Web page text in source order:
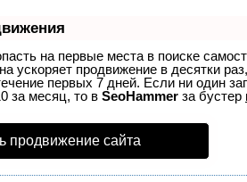
на первые места в поиске
ускоряет продвижение в десятки
первых 7 дней. Если ни один
за месяц, то в SeoHammer за бустер
продвижение сайта